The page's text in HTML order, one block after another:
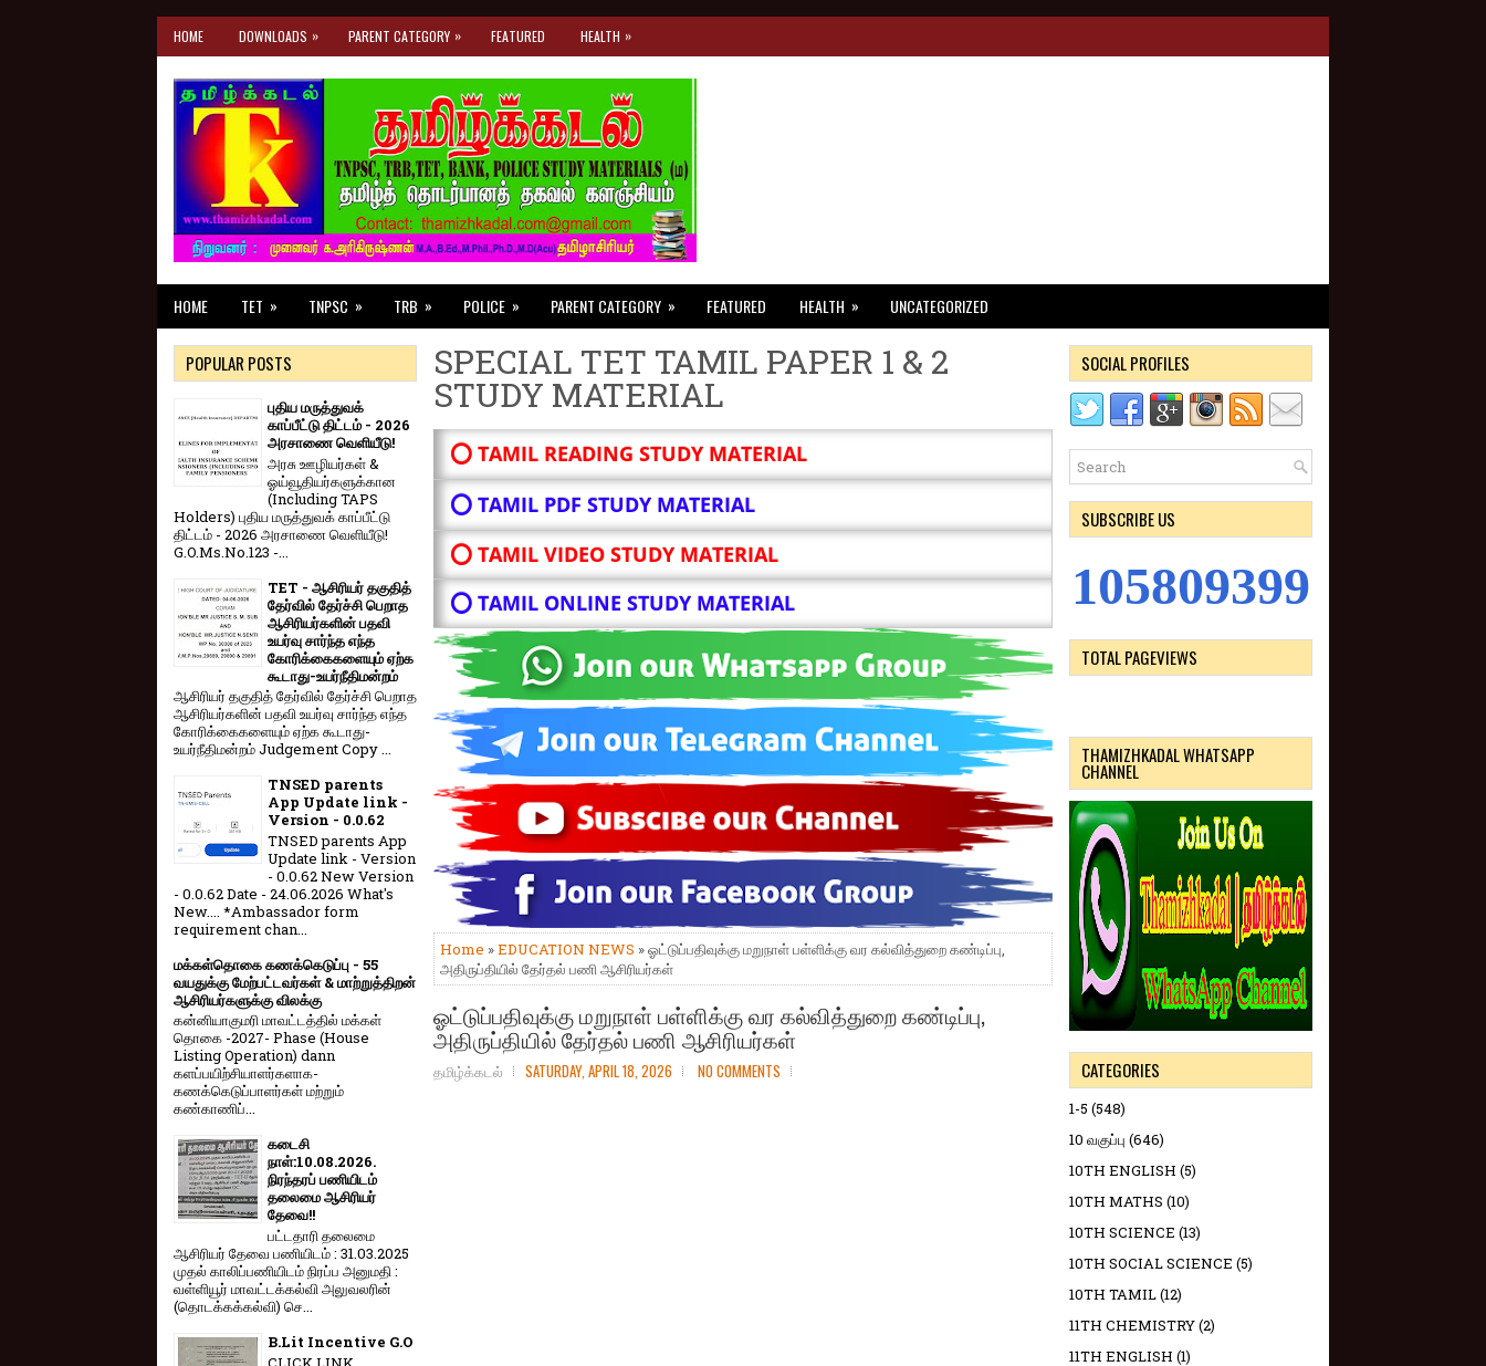
HOME DOWNLOADS » PARENT CATEGORY » FEATURED HEALTH »
HOME TET » TNPSC » TRB » POLICE » PARENT CATEGORY » FEATURED HEALTH » UNCATEGORIZED
SPECIAL TET TAMIL PAPER 1 & 2
STUDY MATERIAL
⭕ TAMIL READING STUDY MATERIAL
⭕ TAMIL PDF STUDY MATERIAL
⭕ TAMIL VIDEO STUDY MATERIAL
⭕ TAMIL ONLINE STUDY MATERIAL
Home »EDUCATION NEWS » ஓட்டுப்பதிவுக்கு மறுநாள் பள்ளிக்கு வர கல்வித்துறை கண்டிப்பு,
அதிருப்தியில் தேர்தல் பணி ஆசிரியர்கள்
ஓட்டுப்பதிவுக்கு மறுநாள் பள்ளிக்கு வர கல்வித்துறை கண்டிப்பு,
அதிருப்தியில் தேர்தல் பணி ஆசிரியர்கள்
தமிழ்க்கடல் SATURDAY, APRIL 18, 2026 NO COMMENTS
POPULAR POSTS
புதிய மருத்துவக்
காப்பீட்டு திட்டம் - 2026
அரசாணை வெளியீடு!
அரசு ஊழியர்கள் &
ஓய்வூதியர்களுக்கான
(Including TAPS
Holders) புதிய மருத்துவக் காப்பீட்டு
திட்டம் - 2026 அரசாணை வெளியீடு!
G.O.Ms.No.123 -...
TET - ஆசிரியர் தகுதித்
தேர்வில் தேர்ச்சி பெறாத
ஆசிரியர்களின் பதவி
உயர்வு சார்ந்த எந்த
கோரிக்கைகளையும் ஏற்க
கூடாது-உயர்நீதிமன்றம்
ஆசிரியர் தகுதித் தேர்வில் தேர்ச்சி பெறாத
ஆசிரியர்களின் பதவி உயர்வு சார்ந்த எந்த
கோரிக்கைகளையும் ஏற்க கூடாது-
உயர்நீதிமன்றம் Judgement Copy ...
TNSED parents
App Update link -
Version - 0.0.62
TNSED parents App
Update link - Version
- 0.0.62 New Version
- 0.0.62 Date - 24.06.2026 What's
New.... *Ambassador form
requirement chan...
மக்கள்தொகை கணக்கெடுப்பு - 55
வயதுக்கு மேற்பட்டவர்கள் & மாற்றுத்திறன்
ஆசிரியர்களுக்கு விலக்கு
கன்னியாகுமரி மாவட்டத்தில் மக்கள்
தொகை -2027- Phase (House
Listing Operation) dann
களப்பயிற்சியாளர்களாக-
கணக்கெடுப்பாளர்கள் மற்றும்
கண்காணிப்...
கடைசி
நாள்:10.08.2026.
நிரந்தரப் பணியிடம்
தலைமை ஆசிரியர்
தேவை!!
பட்டதாரி தலைமை
ஆசிரியர் தேவை பணியிடம் : 31.03.2025
முதல் காலிப்பணியிடம் நிரப்ப அனுமதி :
வள்ளியூர் மாவட்டக்கல்வி அலுவலரின்
(தொடக்கக்கல்வி) செ...
B.Lit Incentive G.O
SOCIAL PROFILES
SUBSCRIBE US
105809399
TOTAL PAGEVIEWS
THAMIZHKADAL WHATSAPP
CHANNEL
CATEGORIES
1-5 (548)
10 வகுப்பு (646)
10TH ENGLISH (5)
10TH MATHS (10)
10TH SCIENCE (13)
10TH SOCIAL SCIENCE (5)
10TH TAMIL(12)
11TH CHEMISTRY(2)
11TH ENGLISH (1)